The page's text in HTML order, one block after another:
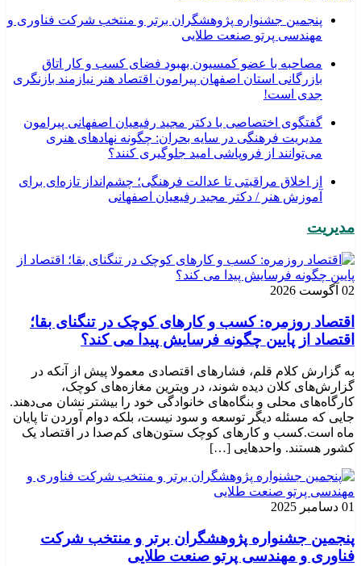
پنجمین جشنواره پژوهشگران برتر و منتخب شرکت فناوری و
مهندسی پرتو صنعت طلایی
مصاحبه با عضو کمسیون بهبود فضای کسب و کار اتاق
بازرگانی استان اصفهان پیرامون اقتصاد هنر نیازمند بازنگری
جدی است!
گفتگوی اختصاصی با دکتر مجید رفیعیان اصفهانی پیرامون
مدیریت فرهنگی در سایه بحران: چگونه نهادهای هنری
می‌توانند از فروپاشی امید جلوگیری کنند؟
از اخلاق مراقبتی تا عدالت فرهنگی؛ چشم‌انداز تازه‌ای برای
آموزش هنر / دکتر مجید رفیعیان اصفهانی
مدیریت
02 آگوست 2026
اقتصاد روزمره: کسب‌ و کارهای کوچک در تنگنای بقا؛
اقتصاد از پایین چگونه فرسایش پیدا می کند؟
به گزارش کلام قلم، فشارهای اقتصادی معمولا پیش از آنکه در
گزارش‌های کلان دیده شوند، در ویترین مغازه‌های کوچک،
کارگاه‌های محلی و بنگاه‌های خانوادگی خود را بیشتر نشان می‌دهند.
جایی که مسئله دیگر توسعه و سود نیست، بلکه دوام آوردن تا پایان
ماه است.کسب‌ و کارهای کوچک ستون‌های کم‌صدا در اقتصاد یک
کشور هستند. واحدهایی […]
01 دسامبر 2025
پنجمین جشنواره پژوهشگران برتر و منتخب شرکت
فناوری و مهندسی پرتو صنعت طلایی